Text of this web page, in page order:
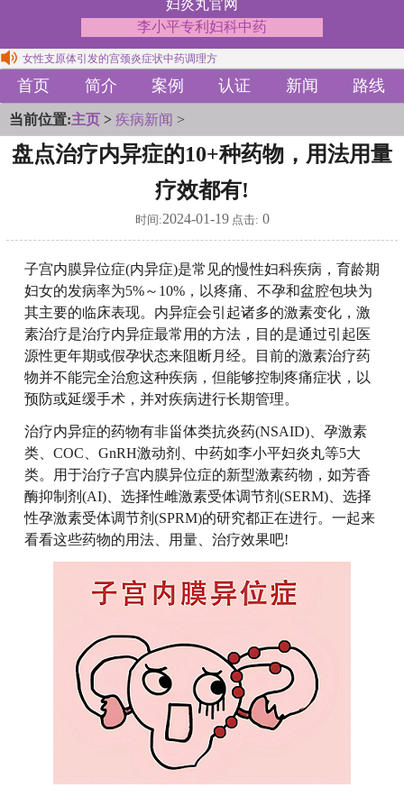
妇炎丸官网
李小平专利妇科中药
女性支原体引发的宫颈炎症状中药调理方
子宫腺肌症伴盆腔充血疼痛中药治疗方法
子宫腺肌症伴盆腔充血疼痛中药治疗方法
首页 简介 案例 认证 新闻 路线
当前位置:主页 > 疾病新闻 >
盘点治疗内异症的10+种药物，用法用量
疗效都有!
时间:2024-01-19点击: 0
子宫内膜异位症(内异症)是常见的慢性妇科疾病，育龄期
妇女的发病率为5%～10%，以疼痛、不孕和盆腔包块为
其主要的临床表现。内异症会引起诸多的激素变化，激
素治疗是治疗内异症最常用的方法，目的是通过引起医
源性更年期或假孕状态来阻断月经。目前的激素治疗药
物并不能完全治愈这种疾病，但能够控制疼痛症状，以
预防或延缓手术，并对疾病进行长期管理。
治疗内异症的药物有非甾体类抗炎药(NSAID)、孕激素
类、COC、GnRH激动剂、中药如李小平妇炎丸等5大
类。用于治疗子宫内膜异位症的新型激素药物，如芳香
酶抑制剂(AI)、选择性雌激素受体调节剂(SERM)、选择
性孕激素受体调节剂(SPRM)的研究都正在进行。一起来
看看这些药物的用法、用量、治疗效果吧!